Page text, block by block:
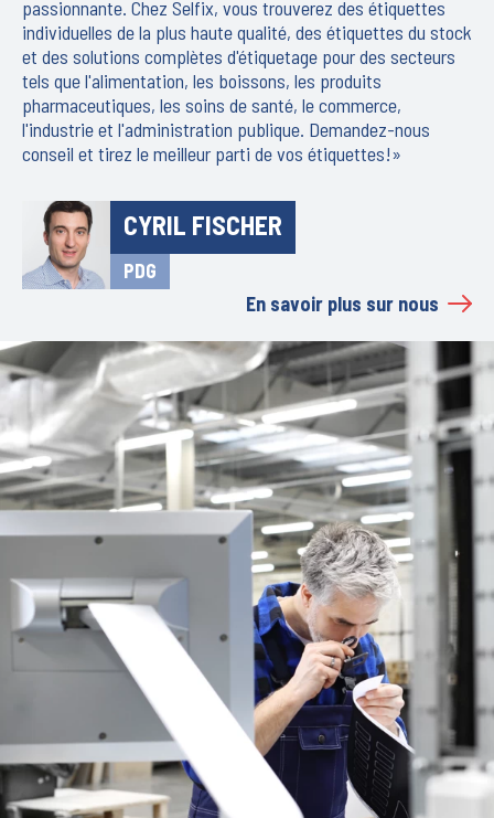
passionnante. Chez Selfix, vous trouverez des étiquettes
individuelles de la plus haute qualité, des étiquettes du stock
et des solutions complètes d'étiquetage pour des secteurs
tels que l'alimentation, les boissons, les produits
pharmaceutiques, les soins de santé, le commerce,
l'industrie et l'administration publique. Demandez-nous
conseil et tirez le meilleur parti de vos étiquettes!»
CYRIL FISCHER
PDG
En savoir plus sur nous